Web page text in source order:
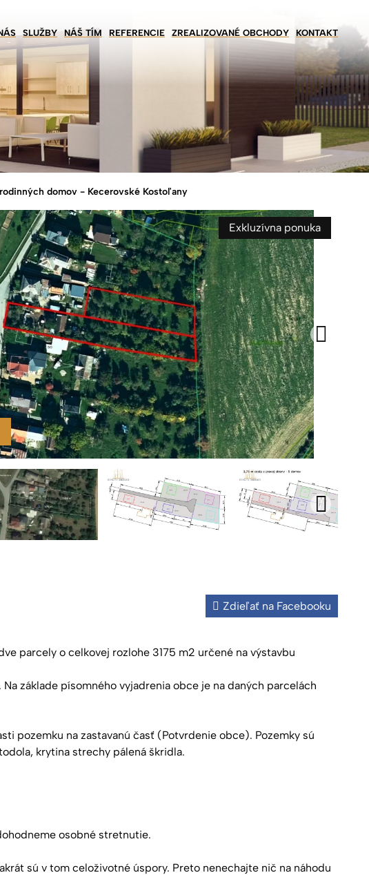
SLUŽBY NÁŠ TÍM REFERENCIE ZREALIZOVANÉ OBCHODY KONTAKT
domov - Kecerovské Kostoľany
Exkluzívna ponuka
Zdieľať na Facebooku
parcely o celkovej rozlohe 3175 m2 určené na výstavbu
základe písomného vyjadrenia obce je na daných parcelách
pozemku na zastavanú časť (Potvrdenie obce). Pozemky sú
krytina strechy pálená škridla.
osobné stretnutie.
sú v tom celoživotné úspory. Preto nenechajte nič na náhodu